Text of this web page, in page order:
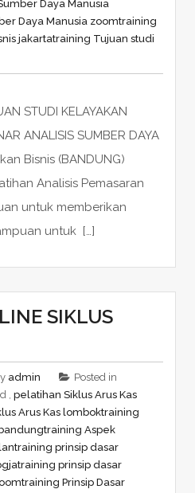
Daya Manusia
Daya Manusia zoomtraining
jakartatraining Tujuan studi
STUDI KELAYAKAN
ANALISIS SUMBER DAYA
Bisnis (BANDUNG)
Analisis Pemasaran
untuk memberikan
untuk […]
SIKLUS
admin
Posted in
, pelatihan Siklus Arus Kas
Arus Kas lomboktraining
training Aspek
training prinsip dasar
training prinsip dasar
training Prinsip Dasar